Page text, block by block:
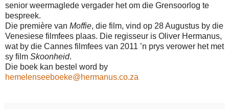
senior weermaglede vergader het om die Grensoorlog te
bespreek.
Die première van Moffie, die film, vind op 28 Augustus by die
Venesiese filmfees plaas. Die regisseur is Oliver Hermanus,
wat by die Cannes filmfees van 2011 ’n prys verower het met
sy film Skoonheid.
Die boek kan bestel word by
hemelenseeboeke@hermanus.co.za